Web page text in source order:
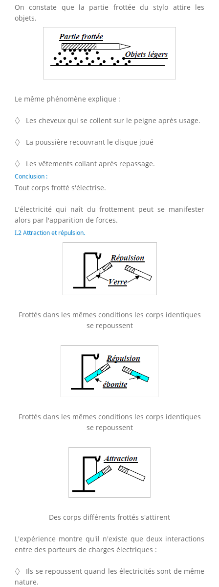
On constate que la partie frottée du stylo attire les
objets.
Le même phénomène explique :
◊
◊ Les cheveux qui se collent sur le peigne après usage.
◊
◊ La poussière recouvrant le disque joué
◊
◊ Les vêtements collant après repassage.
Conclusion :
Tout corps frotté s'électrise.
L'électricité qui naît du frottement peut se manifester
alors par l'apparition de forces.
I.2 Attraction et répulsion.
Frottés dans les mêmes conditions les corps identiques
se repoussent
Frottés dans les mêmes conditions les corps identiques
se repoussent
Des corps différents frottés s'attirent
L'expérience montre qu'il n'existe que deux interactions
entre des porteurs de charges électriques :
◊
◊
Ils se repoussent quand les électricités sont de même
nature.